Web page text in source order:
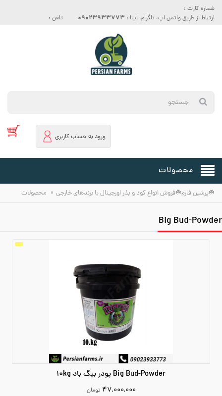
شماره کارت :
ارتباط از طریق واتس اپ، تلگرام، ایتا : 09023933773 تلفن :
ورود به حساب کاربری
محصولات
☘️پرشین فارم☘️فروش انواع کود و بذر اورجینال با برندهای خارجی » محصولات
Big Bud-Powder
Big Bud-Powder پودر بیگ باد 10kg
۴۷,۰۰۰,۰۰۰ تومان